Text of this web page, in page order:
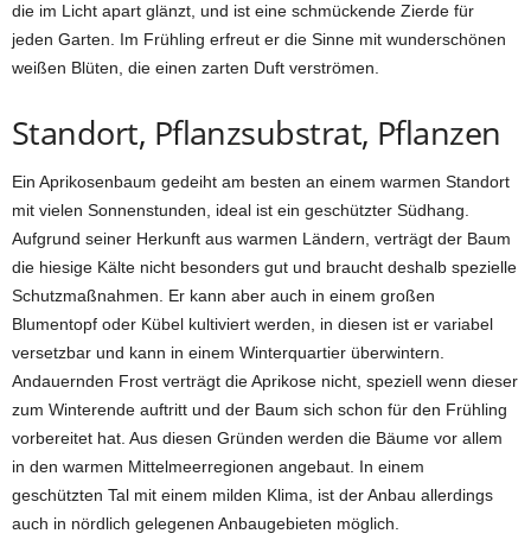
die im Licht apart glänzt, und ist eine schmückende Zierde für
jeden Garten. Im Frühling erfreut er die Sinne mit wunderschönen
weißen Blüten, die einen zarten Duft verströmen.
Standort, Pflanzsubstrat, Pflanzen
Ein Aprikosenbaum gedeiht am besten an einem warmen Standort
mit vielen Sonnenstunden, ideal ist ein geschützter Südhang.
Aufgrund seiner Herkunft aus warmen Ländern, verträgt der Baum
die hiesige Kälte nicht besonders gut und braucht deshalb spezielle
Schutzmaßnahmen. Er kann aber auch in einem großen
Blumentopf oder Kübel kultiviert werden, in diesen ist er variabel
versetzbar und kann in einem Winterquartier überwintern.
Andauernden Frost verträgt die Aprikose nicht, speziell wenn dieser
zum Winterende auftritt und der Baum sich schon für den Frühling
vorbereitet hat. Aus diesen Gründen werden die Bäume vor allem
in den warmen Mittelmeerregionen angebaut. In einem
geschützten Tal mit einem milden Klima, ist der Anbau allerdings
auch in nördlich gelegenen Anbaugebieten möglich.